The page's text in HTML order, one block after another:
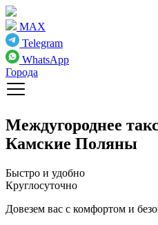
MAX
Telegram
WhatsApp
Города
Междугороднее
Камские Поляны
Быстро и удобно
Круглосуточно
Довезем вас с комфортом и